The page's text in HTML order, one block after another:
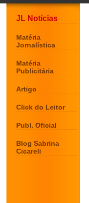
JL Notícias
Matéria
Jornalística
Matéria
Publicitária
Artigo
Click do Leitor
Publ. Oficial
Blog Sabrina
Cicareli